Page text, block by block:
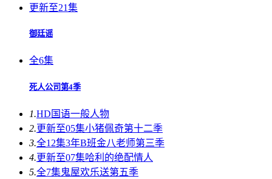
更新至21集
御廷谣
全6集
死人公司第4季
1.HD国语一般人物
2.更新至05集小猪佩奇第十二季
3.全12集3年B班金八老师第三季
4.更新至07集哈利的绝配情人
5.全7集鬼屋欢乐送第五季